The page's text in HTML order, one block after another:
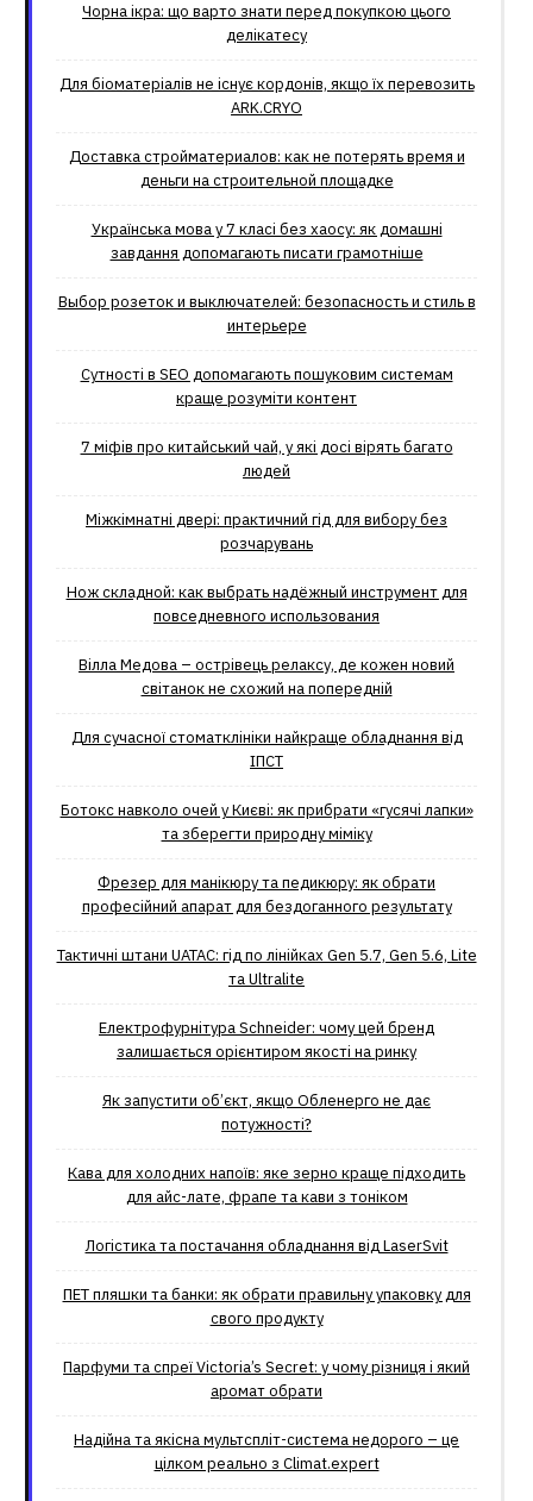
Чорна ікра: що варто знати перед покупкою цього
делікатесу
Для біоматеріалів не існує кордонів, якщо їх перевозить
ARK.CRYO
Доставка стройматериалов: как не потерять время и
деньги на строительной площадке
Українська мова у 7 класі без хаосу: як домашні
завдання допомагають писати грамотніше
Выбор розеток и выключателей: безопасность и стиль в
интерьере
Сутності в SEO допомагають пошуковим системам
краще розуміти контент
7 міфів про китайський чай, у які досі вірять багато
людей
Міжкімнатні двері: практичний гід для вибору без
розчарувань
Нож складной: как выбрать надёжный инструмент для
повседневного использования
Вілла Медова – острівець релаксу, де кожен новий
світанок не схожий на попередній
Для сучасної стоматклініки найкраще обладнання від
ІПСТ
Ботокс навколо очей у Києві: як прибрати «гусячі лапки»
та зберегти природну міміку
Фрезер для манікюру та педикюру: як обрати
професійний апарат для бездоганного результату
Тактичні штани UATAC: гід по лінійках Gen 5.7, Gen 5.6, Lite
та Ultralite
Електрофурнітура Schneider: чому цей бренд
залишається орієнтиром якості на ринку
Як запустити об’єкт, якщо Обленерго не дає
потужності?
Кава для холодних напоїв: яке зерно краще підходить
для айс-лате, фрапе та кави з тоніком
Логістика та постачання обладнання від LaserSvit
ПЕТ пляшки та банки: як обрати правильну упаковку для
свого продукту
Парфуми та спреї Victoria’s Secret: у чому різниця і який
аромат обрати
Надійна та якісна мультспліт-система недорого – це
цілком реально з Climat.еxpert